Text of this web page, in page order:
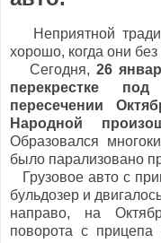
Неприятной
хорошо, когда они
Сегодня,26
перекрестке
пересечении
Народной
Образовался
было парализовано
Грузовое авто с
бульдозер и
направо, на
поворота с прицепа